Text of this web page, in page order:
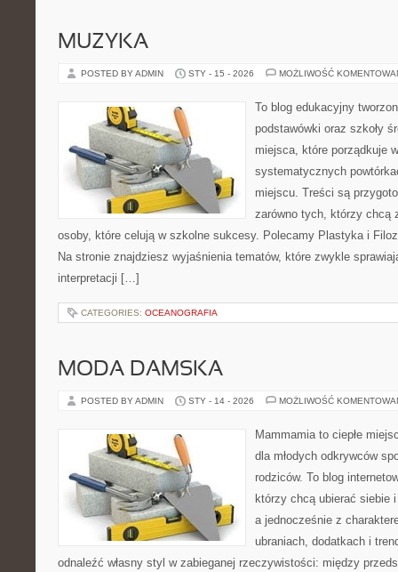
MUZYKA
POSTED BY ADMIN STY - 15 - 2026 MOŻLIWOŚĆ
To blog edukacyjny
podstawówki oraz szkoły
miejsca, które porządkuje
systematycznych
miejscu. Treści są
zarówno tych, którzy chcą
osoby, które celują w szkolne sukcesy. Polecamy Plastyka i
Na stronie znajdziesz wyjaśnienia tematów, które zwykle
interpretacji […]
CATEGORIES: OCEANOGRAFIA
MODA DAMSKA
POSTED BY ADMIN STY - 14 - 2026 MOŻLIWOŚĆ
Mammamia to ciepłe
dla młodych odkrywców
rodziców. To blog
którzy chcą ubierać siebie
a jednocześnie z
ubraniach, dodatkach i
odnaleźć własny styl w zabieganej rzeczywistości: między